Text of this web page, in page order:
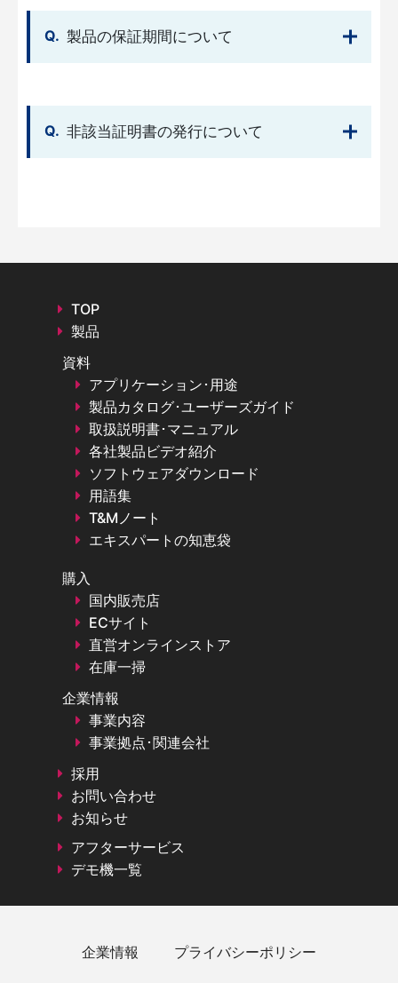
製品の保証期間について
非該当証明書の発行について
TOP
製品
資料
アプリケーション･用途
製品カタログ･ユーザーズガイド
取扱説明書･マニュアル
各社製品ビデオ紹介
ソフトウェアダウンロード
用語集
T&Mノート
エキスパートの知恵袋
購入
国内販売店
ECサイト
直営オンラインストア
在庫一掃
企業情報
事業内容
事業拠点･関連会社
採用
お問い合わせ
お知らせ
アフターサービス
デモ機一覧
企業情報 プライバシーポリシー